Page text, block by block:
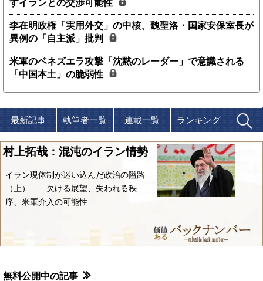
すイランとの交渉可能性
李在明政権「実用外交」の中核、魏聖洛・国家安保室長が
異例の「自主派」批判
米軍のベネズエラ攻撃「沈黙のレーダー」で意識される
「中国本土」の脆弱性
最新記事 執筆者一覧 連載一覧 ランキング
村上拓哉：混沌のイラン情勢
イラン現体制が迷い込んだ政治の隘路
（上）――欠ける展望、失われる秩
序、米軍介入の可能性
無料公開中の記事